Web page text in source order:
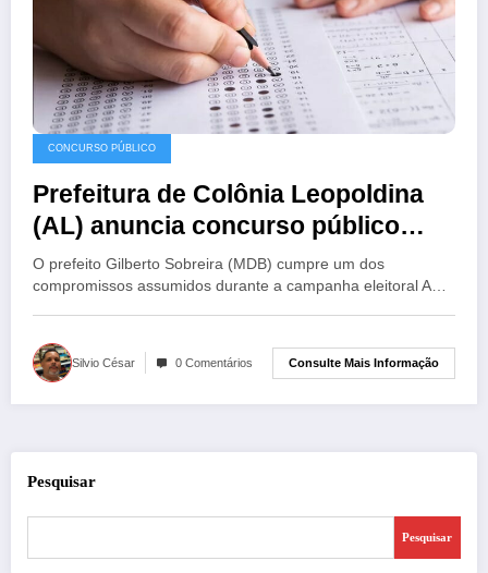
CONCURSO PÚBLICO
Prefeitura de Colônia Leopoldina
(AL) anuncia concurso público
para 224 vagas
O prefeito Gilberto Sobreira (MDB) cumpre um dos
compromissos assumidos durante a campanha eleitoral A…
Silvio César 0 Comentários Consulte Mais Informação
Pesquisar
Pesquisar